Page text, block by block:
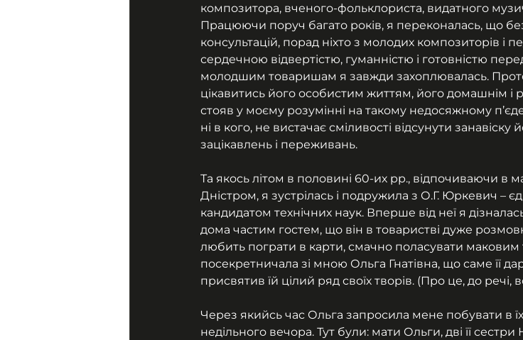
композитора, вченого-фольклориста, видатного
Працюючи поруч багато років, я переконалась, що
консультацій, порад ніхто з молодих композиторів і
сердечною відвертістю, гуманністю і готовністю
молодшим товаришам я завжди захоплювалась.
цікавитись його особистим життям, його домашнім
стояв у моєму розумінні на такому недосяжному
ні в кого, не вистачає сміливості відсунути
зацікавлень і переживань.
Та якось літом в половині 60-их рр., відпочиваючи в
Дністром, я зустрілась і подружила з О.Г. Юркевич –
кандидатом технічних наук. Вперше від неї я
дома частим гостем, що він в товаристві дуже
любить пограти в карти, смачно поласувати маковим
посекретничала зі мною Ольга Гнатівна, що саме її
присвятив їй цілий ряд своїх творів. (Про це, до
Через якийсь час Ольга запросила мене побувати в
недільного вечора. Тут були: мати Ольги, дві її сестри